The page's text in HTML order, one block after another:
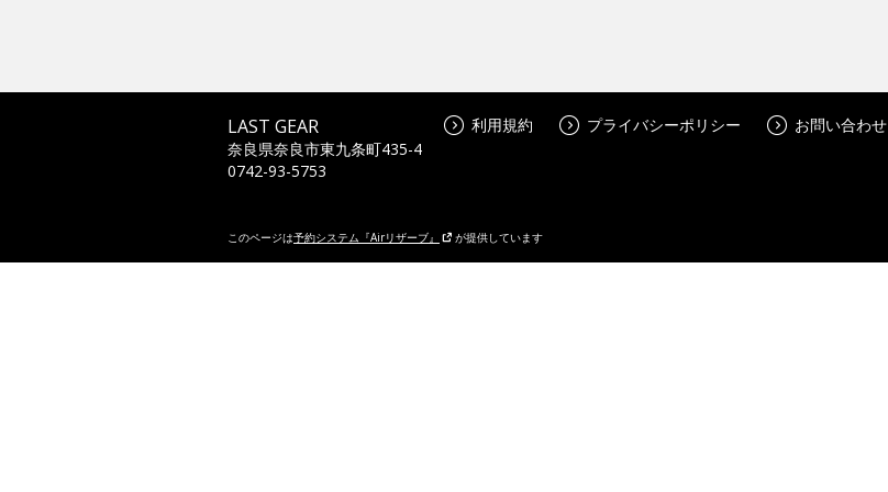
LAST GEAR
奈良県奈良市東九条町435-4
0742-93-5753
利用規約 プライバシーポリシー お問い合わせ
このページは予約システム『Airリザーブ』 が提供しています